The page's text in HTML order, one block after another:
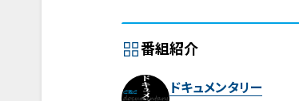
番組紹介
ドキュメンタリー